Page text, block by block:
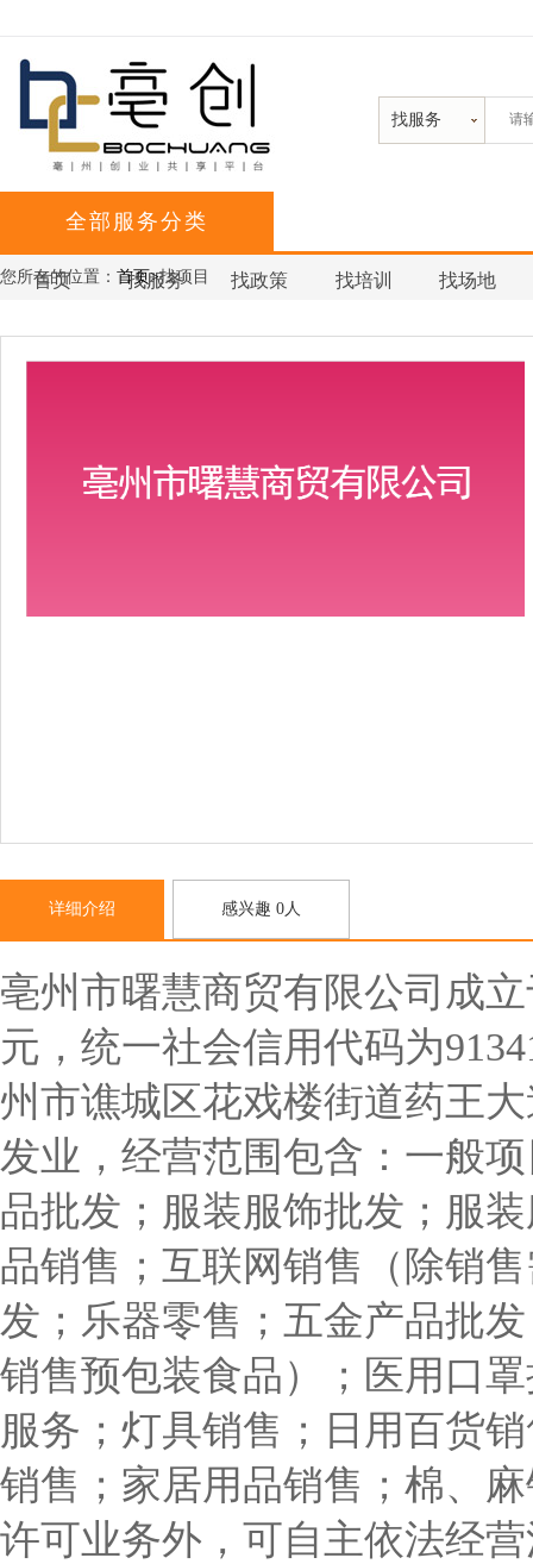
找服务
全部服务分类
首页 找服务 找政策 找培训 找场地
您所在的位置： 首页>找项目
详细介绍 感兴趣 0人
亳州市曙慧商贸有限公司成
元，统一社会信用代码为
州市谯城区花戏楼街道药王
发业，经营范围包含：一般
品批发；服装服饰批发；服
品销售；互联网销售（除销
发；乐器零售；五金产品批
销售预包装食品）；医用口
服务；灯具销售；日用百货
销售；家居用品销售；棉、
许可业务外，可自主依法经